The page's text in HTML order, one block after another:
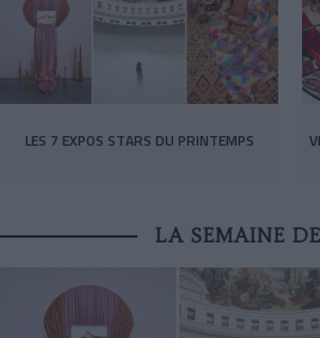
LES 7 EXPOS STARS DU PRINTEMPS
LA SEMAINE